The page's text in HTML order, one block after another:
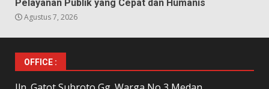
Pelayanan Publik yang Cepat dan Humanis
Agustus 7, 2026
OFFICE :